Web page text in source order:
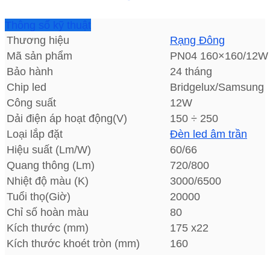
Thông số kỹ thuật
Thương hiệu
Rạng Đông
Mã sản phẩm
PN04 160×160/12W
Bảo hành
24 tháng
Chip led
Bridgelux/Samsung
Công suất
12W
Dải điện áp hoạt động(V)
150 ÷ 250
Loại lắp đặt
Đèn led âm trần
Hiệu suất (Lm/W)
60/66
Quang thông (Lm)
720/800
Nhiệt độ màu (K)
3000/6500
Tuổi thọ(Giờ)
20000
Chỉ số hoàn màu
80
Kích thước (mm)
175 x22
Kích thước khoét tròn (mm)
160